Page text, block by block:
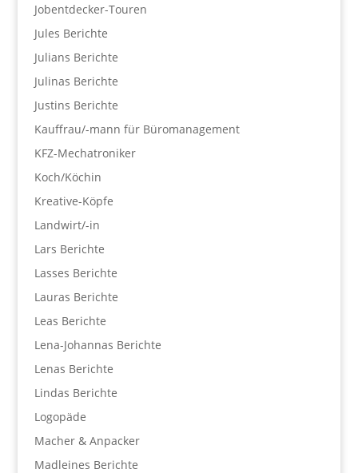
Jobentdecker-Touren
Jules Berichte
Julians Berichte
Julinas Berichte
Justins Berichte
Kauffrau/-mann für Büromanagement
KFZ-Mechatroniker
Koch/Köchin
Kreative-Köpfe
Landwirt/-in
Lars Berichte
Lasses Berichte
Lauras Berichte
Leas Berichte
Lena-Johannas Berichte
Lenas Berichte
Lindas Berichte
Logopäde
Macher & Anpacker
Madleines Berichte